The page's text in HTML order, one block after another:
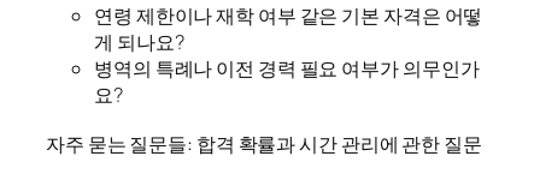
연령 제한이나 재학 여부 같은 기본 자격은 어떻
게 되나요?
병역의 특례나 이전 경력 필요 여부가 의무인가
요?
자주 묻는 질문들: 합격 확률과 시간 관리에 관한 질문